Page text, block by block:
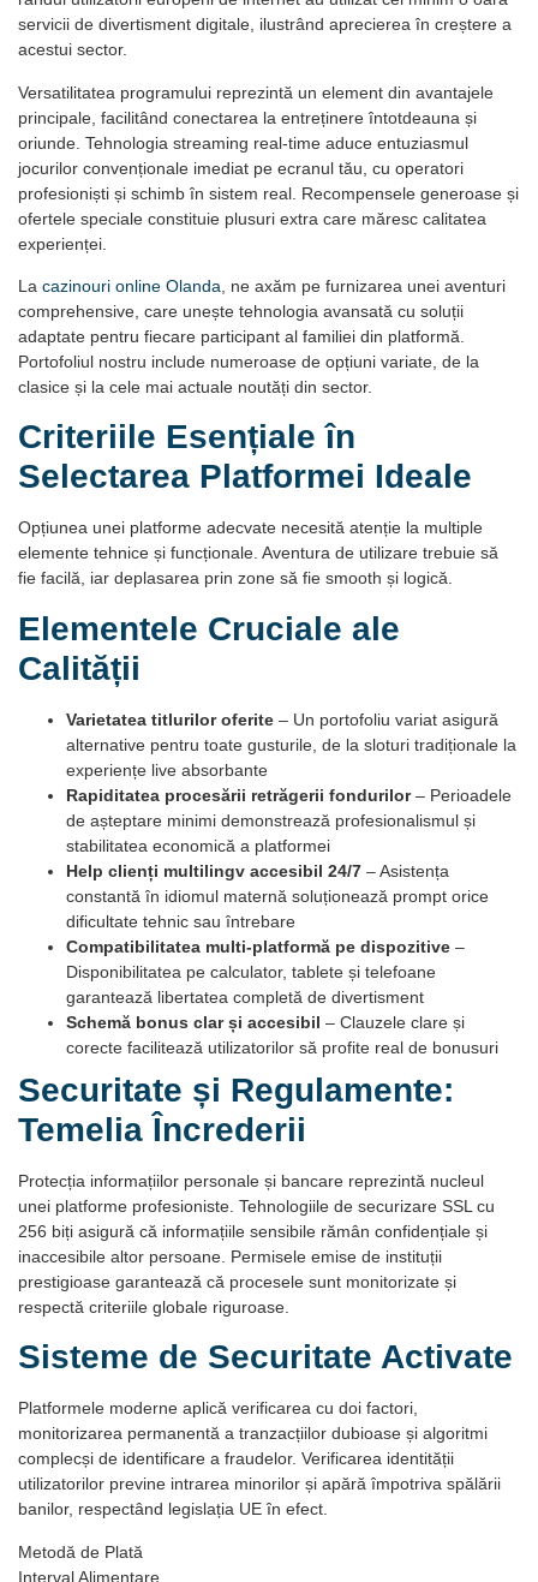
servicii de divertisment digitale, ilustrând aprecierea în creștere a
acestui sector.
Versatilitatea programului reprezintă un element din avantajele
principale, facilitând conectarea la entreținere întotdeauna și
oriunde. Tehnologia streaming real-time aduce entuziasmul
jocurilor convenționale imediat pe ecranul tău, cu operatori
profesioniști și schimb în sistem real. Recompensele generoase și
ofertele speciale constituie plusuri extra care măresc calitatea
experienței.
La cazinouri online Olanda , ne axăm pe furnizarea unei aventuri
comprehensive, care unește tehnologia avansată cu soluții
adaptate pentru fiecare participant al familiei din platformă.
Portofoliul nostru include numeroase de opțiuni variate, de la
clasice și la cele mai actuale noutăți din sector.
Criteriile Esențiale în
Selectarea Platformei Ideale
Opțiunea unei platforme adecvate necesită atenție la multiple
elemente tehnice și funcționale. Aventura de utilizare trebuie să
fie facilă, iar deplasarea prin zone să fie smooth și logică.
Elementele Cruciale ale
Calității
Varietatea titlurilor oferite – Un portofoliu variat asigură
alternative pentru toate gusturile, de la sloturi tradiționale la
experiențe live absorbante
Rapiditatea procesării retrăgerii fondurilor– Perioadele
de așteptare minimi demonstrează profesionalismul și
stabilitatea economică a platformei
Help clienți multilingv accesibil 24/7 – Asistența
constantă în idiomul maternă soluționează prompt orice
dificultate tehnic sau întrebare
Compatibilitatea multi-platformă pe dispozitive –
Disponibilitatea pe calculator, tablete și telefoane
garantează libertatea completă de divertisment
Schemă bonus clar și accesibil – Clauzele clare și
corecte facilitează utilizatorilor să profite real de bonusuri
Securitate și Regulamente:
Temelia Încrederii
Protecția informațiilor personale și bancare reprezintă nucleul
unei platforme profesioniste. Tehnologiile de securizare SSL cu
256 biți asigură că informațiile sensibile rămân confidențiale și
inaccesibile altor persoane. Permisele emise de instituții
prestigioase garantează că procesele sunt monitorizate și
respectă criteriile globale riguroase.
Sisteme de Securitate Activate
Platformele moderne aplică verificarea cu doi factori,
monitorizarea permanentă a tranzacțiilor dubioase și algoritmi
complecși de identificare a fraudelor. Verificarea identității
utilizatorilor previne intrarea minorilor și apără împotriva spălării
banilor, respectând legislația UE în efect.
Metodă de Plată
Interval Alimentare